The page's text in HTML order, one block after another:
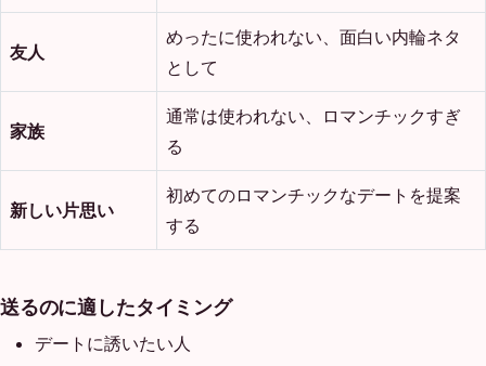
友人
めったに使われない、面白い内輪ネタ
として
家族
通常は使われない、ロマンチックすぎ
る
新しい片思い
初めてのロマンチックなデートを提案
する
送るのに適したタイミング
デートに誘いたい人